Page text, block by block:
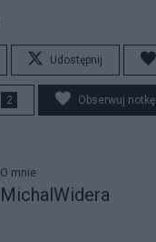
Udostępnij
2 Obserwuj notkę
O mnie
MichalWidera